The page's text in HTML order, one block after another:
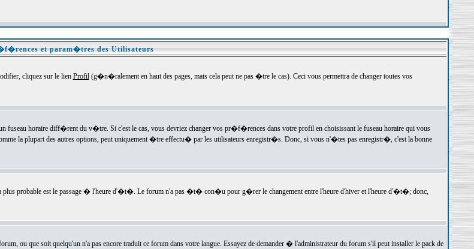
et param�tres des Utilisateurs
cliquez sur le lien Profil(g�n�ralement en haut des pages, mais cela peut ne pas �tre le cas). Ceci vous permettra de changer toutes vos
fuseau horaire diff�rent du v�tre. Si c'est le cas, vous devriez changer vos pr�f�rences dans votre profil en choisissant le fuseau horaire qui vous
la plupart des autres options, peut uniquement �tre effectu� par les utilisateurs enregistr�s. Donc, si vous n'�tes pas enregistr�, c'est la bonne
probable est le passage � l'heure d'�t�. Le forum n'a pas �t� con�u pour g�rer le changement entre l'heure d'hiver et l'heure d'�t�; donc,
ou que soit quelqu'un n'a pas encore traduit ce forum dans votre langue. Essayez de demander � l'administrateur du forum s'il peut installer le pack de